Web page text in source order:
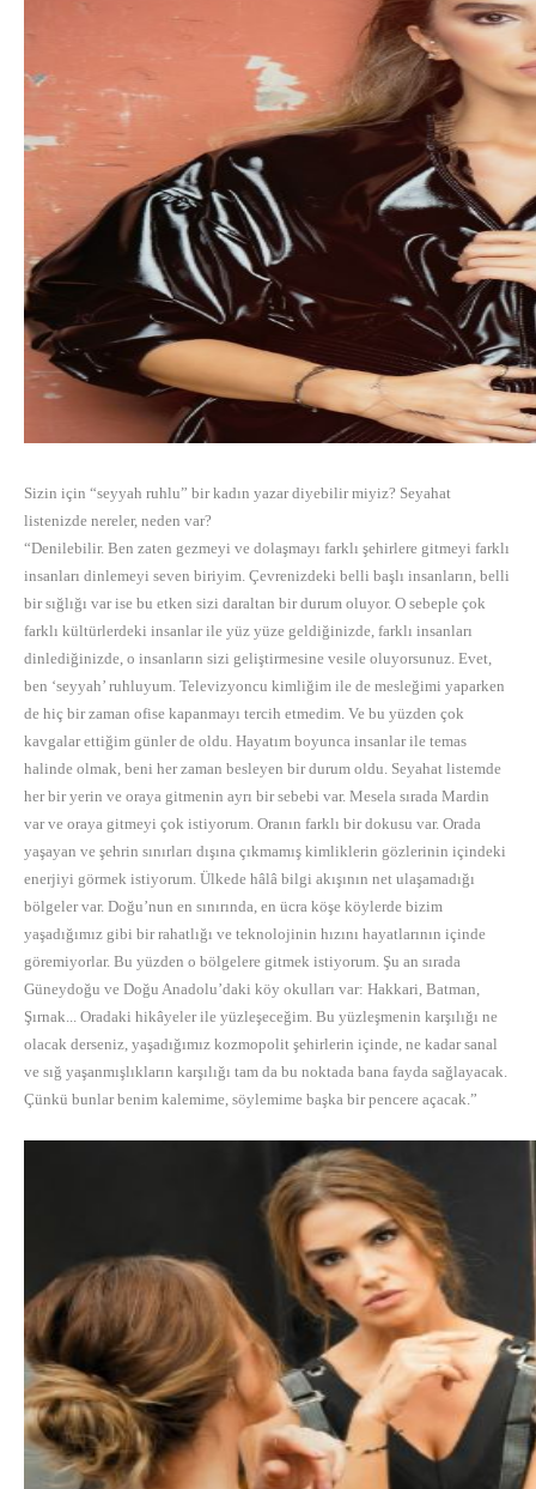
Sizin için “seyyah ruhlu” bir kadın yazar diyebilir miyiz? Seyahat
listenizde nereler, neden var?
“Denilebilir. Ben zaten gezmeyi ve dolaşmayı farklı şehirlere gitmeyi farklı
insanları dinlemeyi seven biriyim. Çevrenizdeki belli başlı insanların, belli
bir sığlığı var ise bu etken sizi daraltan bir durum oluyor. O sebeple çok
farklı kültürlerdeki insanlar ile yüz yüze geldiğinizde, farklı insanları
dinlediğinizde, o insanların sizi geliştirmesine vesile oluyorsunuz. Evet,
ben ‘seyyah’ ruhluyum. Televizyoncu kimliğim ile de mesleğimi yaparken
de hiç bir zaman ofise kapanmayı tercih etmedim. Ve bu yüzden çok
kavgalar ettiğim günler de oldu. Hayatım boyunca insanlar ile temas
halinde olmak, beni her zaman besleyen bir durum oldu. Seyahat listemde
her bir yerin ve oraya gitmenin ayrı bir sebebi var. Mesela sırada Mardin
var ve oraya gitmeyi çok istiyorum. Oranın farklı bir dokusu var. Orada
yaşayan ve şehrin sınırları dışına çıkmamış kimliklerin gözlerinin içindeki
enerjiyi görmek istiyorum. Ülkede hâlâ bilgi akışının net ulaşamadığı
bölgeler var. Doğu’nun en sınırında, en ücra köşe köylerde bizim
yaşadığımız gibi bir rahatlığı ve teknolojinin hızını hayatlarının içinde
göremiyorlar. Bu yüzden o bölgelere gitmek istiyorum. Şu an sırada
Güneydoğu ve Doğu Anadolu’daki köy okulları var: Hakkari, Batman,
Şırnak... Oradaki hikâyeler ile yüzleşeceğim. Bu yüzleşmenin karşılığı ne
olacak derseniz, yaşadığımız kozmopolit şehirlerin içinde, ne kadar sanal
ve sığ yaşanmışlıkların karşılığı tam da bu noktada bana fayda sağlayacak.
Çünkü bunlar benim kalemime, söylemime başka bir pencere açacak.”